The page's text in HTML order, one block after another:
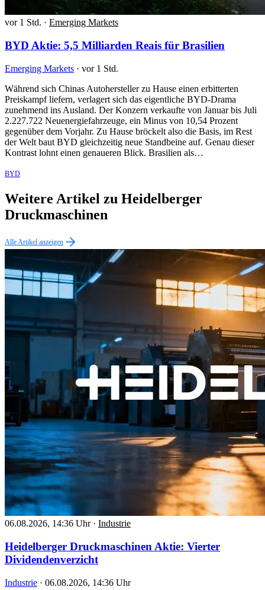
vor 1 Std. · Emerging Markets
BYD Aktie: 5,5 Milliarden Reais für Brasilien
Emerging Markets · vor 1 Std.
Während sich Chinas Autohersteller zu Hause einen erbitterten
Preiskampf liefern, verlagert sich das eigentliche BYD-Drama
zunehmend ins Ausland. Der Konzern verkaufte von Januar bis Juli
2.227.722 Neuenergiefahrzeuge, ein Minus von 10,54 Prozent
gegenüber dem Vorjahr. Zu Hause bröckelt also die Basis, im Rest
der Welt baut BYD gleichzeitig neue Standbeine auf. Genau dieser
Kontrast lohnt einen genaueren Blick. Brasilien als…
BYD
Weitere Artikel zu Heidelberger
Druckmaschinen
Alle Artikel anzeigen
06.08.2026, 14:36 Uhr · Industrie
Heidelberger Druckmaschinen Aktie: Vierter
Dividendenverzicht
Industrie · 06.08.2026, 14:36 Uhr